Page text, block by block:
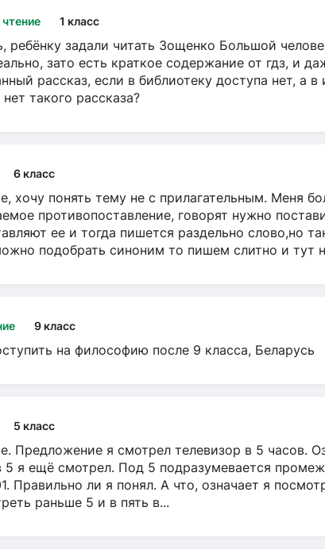
1 класс
ребёнку задали читать Зощенко Большой
зато есть краткое содержание от гдз, и
рассказ, если в библиотеку доступа нет, а
такого рассказа?
6 класс
хочу понять тему не с прилагательным. Меня
противопоставление, говорят нужно
ее и тогда пишется раздельно слово,но
подобрать синоним то пишем слитно и тут
9 класс
на философию после 9 класса, Беларусь
5 класс
Предложение я смотрел телевизор в 5 часов.
5 я ещё смотрел. Под 5 подразумевается
Правильно ли я понял. А что, означает я
раньше 5 и в пять в...